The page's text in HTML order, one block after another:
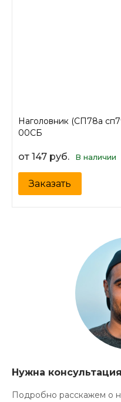
Наголовник (СП78а
00СБ
от 147 руб. В наличии
Заказать
Нужна
Подробно расскажем о